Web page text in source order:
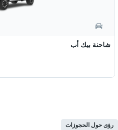
شاحنة بيك أب
رؤى حول الحجوزات